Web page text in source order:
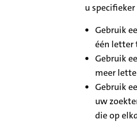
u
Gebruik
één letter
Gebruik
meer
Gebruik
uw
die op